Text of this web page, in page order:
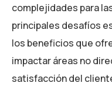
complejidades para
principales desafíos
los beneficios que
impactar áreas no
satisfacción del